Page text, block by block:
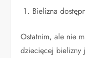
Bielizna
Ostatnim, ale nie
dziecięcej bielizny